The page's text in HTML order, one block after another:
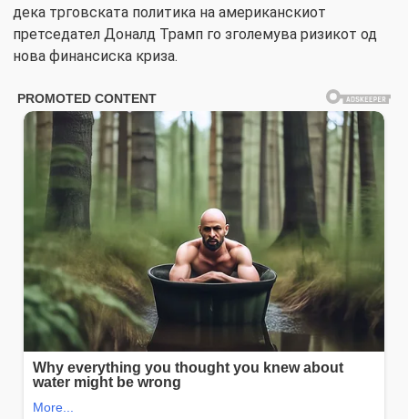
дека трговската политика на американскиот
претседател Доналд Трамп го зголемува ризикот од
нова финансиска криза.